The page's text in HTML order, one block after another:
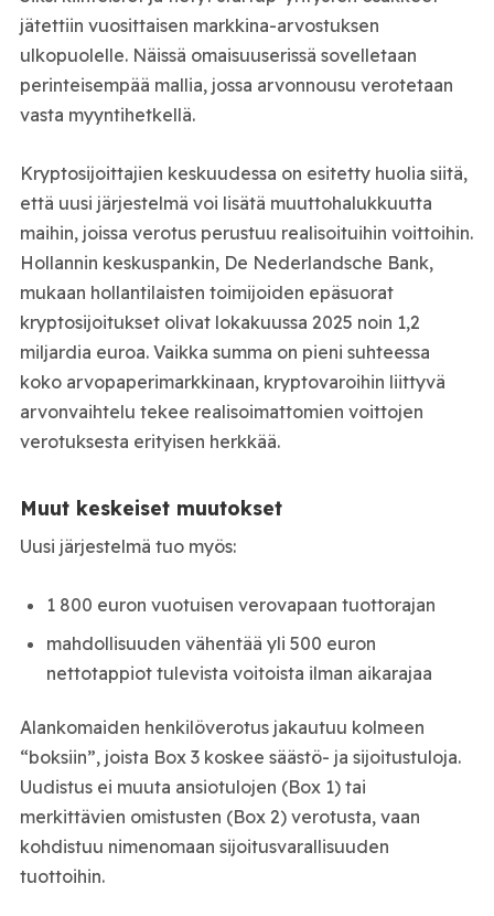
jätettiin vuosittaisen markkina-arvostuksen
ulkopuolelle. Näissä omaisuuserissä sovelletaan
perinteisempää mallia, jossa arvonnousu verotetaan
vasta myyntihetkellä.
Kryptosijoittajien keskuudessa on esitetty huolia siitä,
että uusi järjestelmä voi lisätä muuttohalukkuutta
maihin, joissa verotus perustuu realisoituihin voittoihin.
Hollannin keskuspankin, De Nederlandsche Bank,
mukaan hollantilaisten toimijoiden epäsuorat
kryptosijoitukset olivat lokakuussa 2025 noin 1,2
miljardia euroa. Vaikka summa on pieni suhteessa
koko arvopaperimarkkinaan, kryptovaroihin liittyvä
arvonvaihtelu tekee realisoimattomien voittojen
verotuksesta erityisen herkkää.
Muut keskeiset muutokset
Uusi järjestelmä tuo myös:
1 800 euron vuotuisen verovapaan tuottorajan
mahdollisuuden vähentää yli 500 euron
nettotappiot tulevista voitoista ilman aikarajaa
Alankomaiden henkilöverotus jakautuu kolmeen
“boksiin”, joista Box 3 koskee säästö- ja sijoitustuloja.
Uudistus ei muuta ansiotulojen (Box 1) tai
merkittävien omistusten (Box 2) verotusta, vaan
kohdistuu nimenomaan sijoitusvarallisuuden
tuottoihin.